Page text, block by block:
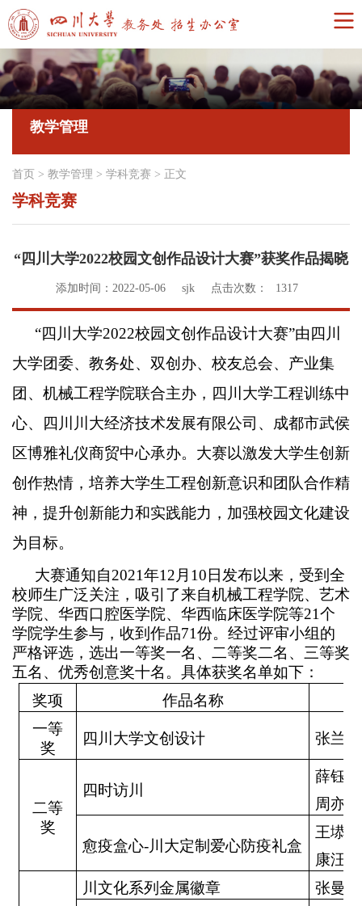
教学管理
首页 > 教学管理 > 学科竞赛 > 正文
学科竞赛
“四川大学2022校园文创作品设计大赛”获奖作品揭晓
添加时间：2022-05-06 sjk 点击次数： 1317
“四川大学2022校园文创作品设计大赛”由四川
大学团委、教务处、双创办、校友总会、产业集
团、机械工程学院联合主办，四川大学工程训练中
心、四川川大经济技术发展有限公司、成都市武侯
区博雅礼仪商贸中心承办。大赛以激发大学生创新
创作热情，培养大学生工程创新意识和团队合作精
神，提升创新能力和实践能力，加强校园文化建设
为目标。
大赛通知自2021年12 月 10日发布以来，受到全
校师生广泛关注，吸引了来自机械工程学院、艺术
学院、华西口腔医学院、华西临床医学院等21个
学院学生参与，收到作品71份。经过评审小组的
严格评选，选出一等奖一名、二等奖二名、三等奖
五名、优秀创意奖十名。具体获奖名单如下：
奖项
作品名称
一等
奖
四川大学文创设计 张兰馨
二等
奖
四时访川
薛钰
周亦
愈疫盒心-川大定制爱心防疫礼盒
王塨
康汪
川文化系列金属徽章 张曼頔